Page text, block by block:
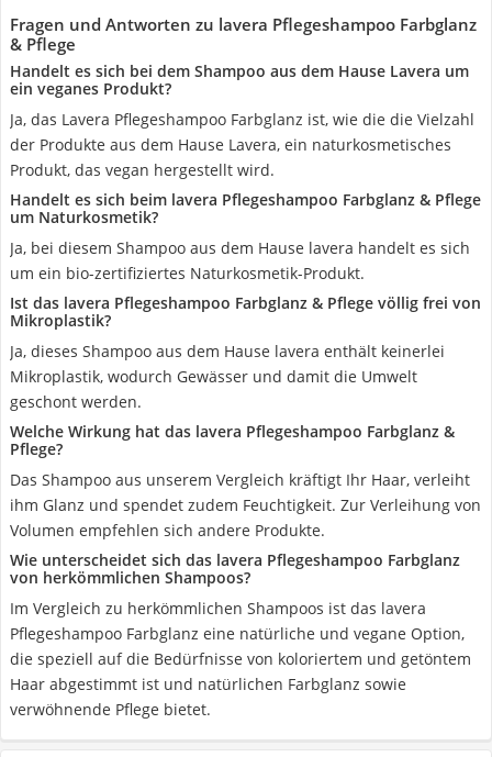
Fragen und Antworten zu lavera Pflegeshampoo Farbglanz
& Pflege
Handelt es sich bei dem Shampoo aus dem Hause Lavera um
ein veganes Produkt?
Ja, das Lavera Pflegeshampoo Farbglanz ist, wie die die Vielzahl
der Produkte aus dem Hause Lavera, ein naturkosmetisches
Produkt, das vegan hergestellt wird.
Handelt es sich beim lavera Pflegeshampoo Farbglanz & Pflege
um Naturkosmetik?
Ja, bei diesem Shampoo aus dem Hause lavera handelt es sich
um ein bio-zertifiziertes Naturkosmetik-Produkt.
Ist das lavera Pflegeshampoo Farbglanz & Pflege völlig frei von
Mikroplastik?
Ja, dieses Shampoo aus dem Hause lavera enthält keinerlei
Mikroplastik, wodurch Gewässer und damit die Umwelt
geschont werden.
Welche Wirkung hat das lavera Pflegeshampoo Farbglanz &
Pflege?
Das Shampoo aus unserem Vergleich kräftigt Ihr Haar, verleiht
ihm Glanz und spendet zudem Feuchtigkeit. Zur Verleihung von
Volumen empfehlen sich andere Produkte.
Wie unterscheidet sich das lavera Pflegeshampoo Farbglanz
von herkömmlichen Shampoos?
Im Vergleich zu herkömmlichen Shampoos ist das lavera
Pflegeshampoo Farbglanz eine natürliche und vegane Option,
die speziell auf die Bedürfnisse von koloriertem und getöntem
Haar abgestimmt ist und natürlichen Farbglanz sowie
verwöhnende Pflege bietet.